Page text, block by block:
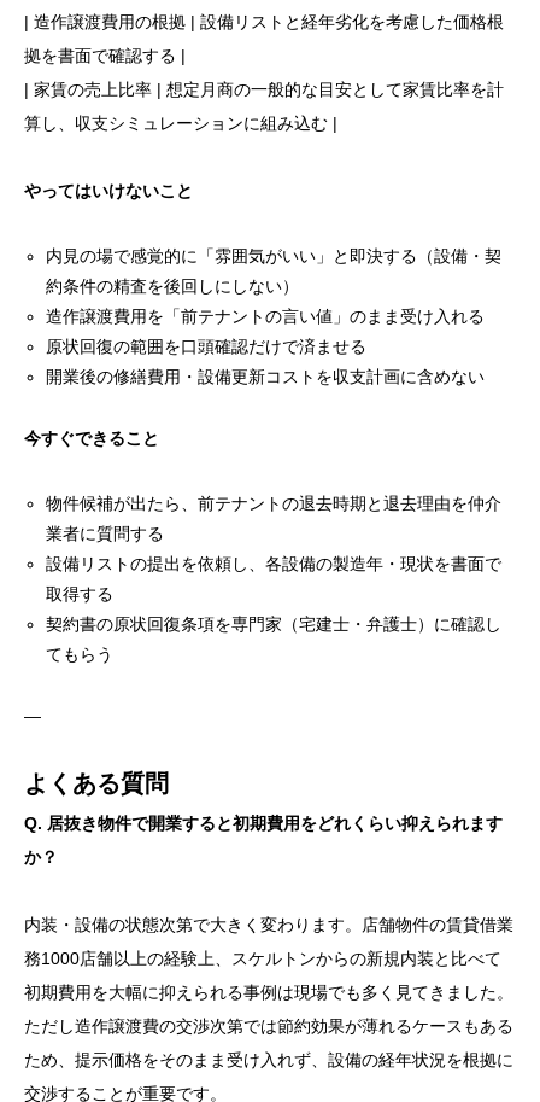
| 造作譲渡費用の根拠 | 設備リストと経年劣化を考慮した価格根
拠を書面で確認する |
| 家賃の売上比率 | 想定月商の一般的な目安として家賃比率を計
算し、収支シミュレーションに組み込む |
やってはいけないこと
内見の場で感覚的に「雰囲気がいい」と即決する（設備・契
約条件の精査を後回しにしない）
造作譲渡費用を「前テナントの言い値」のまま受け入れる
原状回復の範囲を口頭確認だけで済ませる
開業後の修繕費用・設備更新コストを収支計画に含めない
今すぐできること
物件候補が出たら、前テナントの退去時期と退去理由を仲介
業者に質問する
設備リストの提出を依頼し、各設備の製造年・現状を書面で
取得する
契約書の原状回復条項を専門家（宅建士・弁護士）に確認し
てもらう
—
よくある質問
Q. 居抜き物件で開業すると初期費用をどれくらい抑えられます
か？
内装・設備の状態次第で大きく変わります。店舗物件の賃貸借業
務1000店舗以上の経験上、スケルトンからの新規内装と比べて
初期費用を大幅に抑えられる事例は現場でも多く見てきました。
ただし造作譲渡費の交渉次第では節約効果が薄れるケースもある
ため、提示価格をそのまま受け入れず、設備の経年状況を根拠に
交渉することが重要です。